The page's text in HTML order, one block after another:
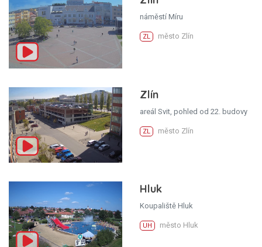
náměstí Míru
ZL město Zlín
Zlín
areál Svit, pohled od 22. budovy
ZL město Zlín
Hluk
Koupaliště Hluk
UH město Hluk